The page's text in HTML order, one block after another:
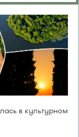
в культурном